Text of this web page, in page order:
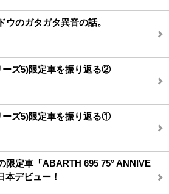
ウのガタガタ異音の話。
ズ5)限定車を振り返る②
ズ5)限定車を振り返る①
限定車「ABARTH 695 75° ANNIVE
本デビュー！